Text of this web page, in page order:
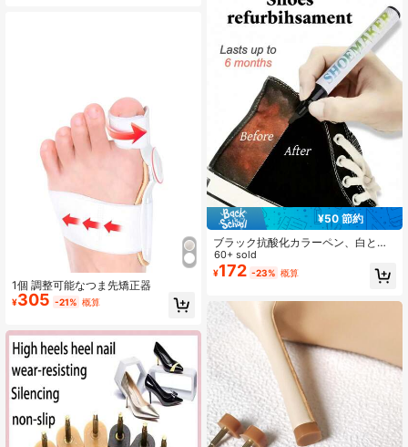
1個 調整可能なつま先矯正器
¥305 -21% 概算
¥50 節約
ブラック抗酸化カラーペン、白と黒
のスポーツシューズ修理に適し、色
復元、黄ばみ除去とホワイトニン
グ、男女のスポーツシューズ、カジ
休みギフト、バケーション必需品、
卒業シーズン、卒業パーティー、卒
業ギフト
60+ sold
¥172 -23% 概算